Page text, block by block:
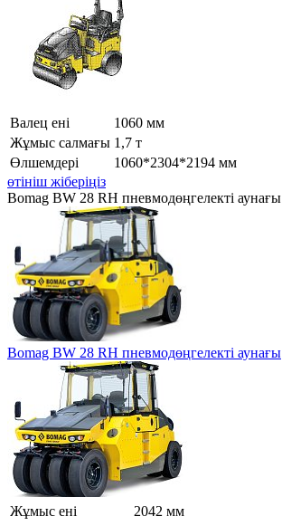
Валец ені
1060 мм
Жұмыс салмағы 1,7 т
Өлшемдері
1060*2304*2194 мм
өтініш жіберіңіз
Bomag BW 28 RH пневмодөңгелекті аунағы
Bomag BW 28 RH пневмодөңгелекті аунағы
Жұмыс ені
2042 мм